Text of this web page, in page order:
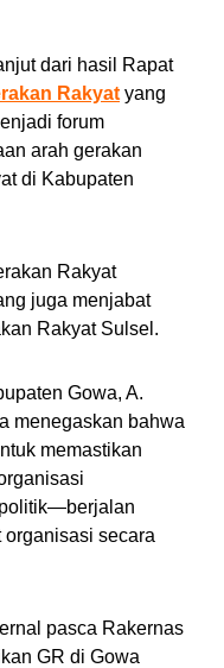
dari hasil Rapat
Rakyat yang
forum
arah gerakan
di Kabupaten
Rakyat
juga menjabat
Rakyat Sulsel.
Gowa, A.
menegaskan bahwa
memastikan
secara
pasca Rakernas
GR di Gowa